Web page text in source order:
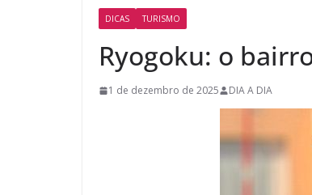
DICAS TURISMO
Ryogoku: o
1 de dezembro de 2025 DIA A DIA